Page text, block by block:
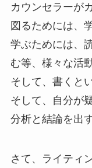
カウンセラーが
図るためには、
学ぶためには、
む等、様々な活
そして、書くと
そして、自分が
分析と結論を出
さて、ライティ